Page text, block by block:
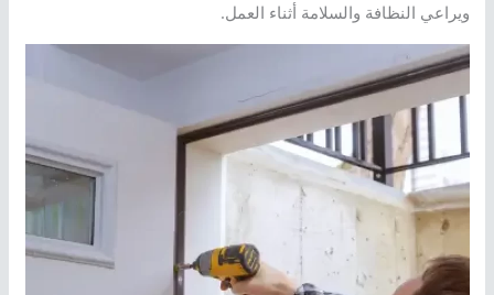
ويراعي النظافة والسلامة أثناء العمل.